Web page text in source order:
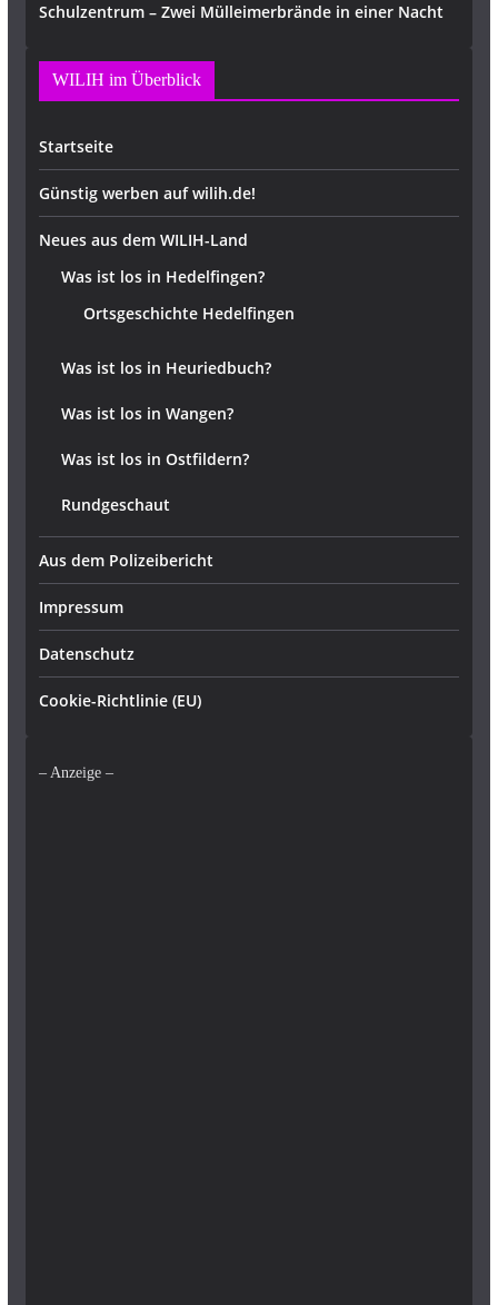
Schulzentrum – Zwei Mülleimerbrände in einer Nacht
WILIH im Überblick
Startseite
Günstig werben auf wilih.de!
Neues aus dem WILIH-Land
Was ist los in Hedelfingen?
Ortsgeschichte Hedelfingen
Was ist los in Heuriedbuch?
Was ist los in Wangen?
Was ist los in Ostfildern?
Rundgeschaut
Aus dem Polizeibericht
Impressum
Datenschutz
Cookie-Richtlinie (EU)
– Anzeige –